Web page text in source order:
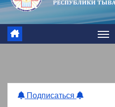
Подписаться